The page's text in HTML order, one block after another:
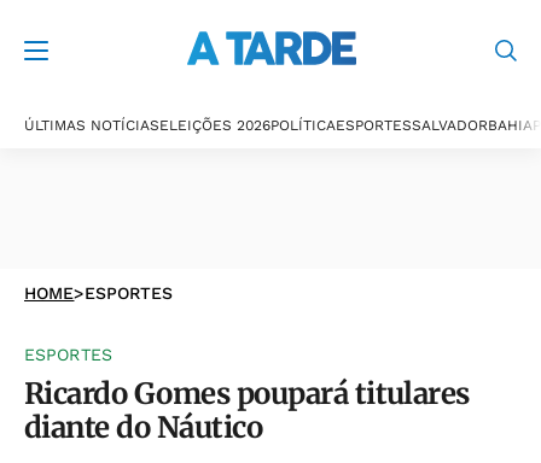
ÚLTIMAS NOTÍCIASELEIÇÕES 2026POLÍTICAESPORTESSALVADORBAHIA
HOME>ESPORTES
ESPORTES
Ricardo Gomes poupará titulares
diante do Náutico